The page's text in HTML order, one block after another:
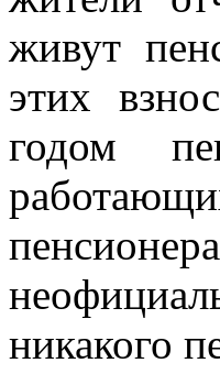
живут
этих
годом
никакого